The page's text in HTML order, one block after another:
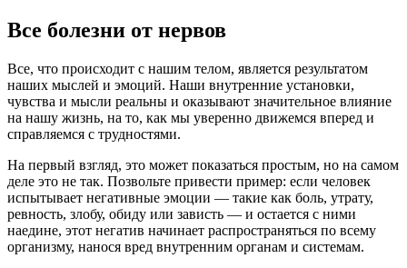
Все болезни от нервов
Все, что происходит с нашим телом, является результатом
наших мыслей и эмоций. Наши внутренние установки,
чувства и мысли реальны и оказывают значительное влияние
на нашу жизнь, на то, как мы уверенно движемся вперед и
справляемся с трудностями.
На первый взгляд, это может показаться простым, но на самом
деле это не так. Позвольте привести пример: если человек
испытывает негативные эмоции — такие как боль, утрату,
ревность, злобу, обиду или зависть — и остается с ними
наедине, этот негатив начинает распространяться по всему
организму, нанося вред внутренним органам и системам.